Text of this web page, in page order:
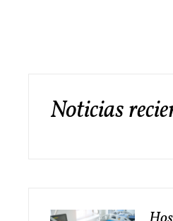
Noticias